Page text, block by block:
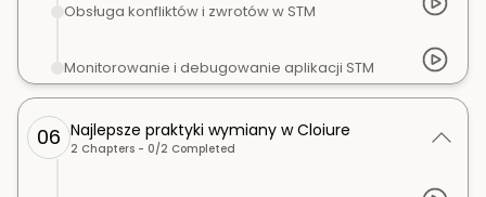
Obsługa konfliktów i zwrotów w STM
Monitorowanie i debugowanie aplikacji STM
06 Najlepsze praktyki wymiany w Cloiure
2 Chapters - 0/2 Completed